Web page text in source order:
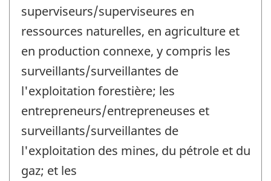
superviseurs/superviseures en
ressources naturelles, en agriculture et
en production connexe, y compris les
surveillants/surveillantes de
l'exploitation forestière; les
entrepreneurs/entrepreneuses et
surveillants/surveillantes de
l'exploitation des mines, du pétrole et du
gaz; et les